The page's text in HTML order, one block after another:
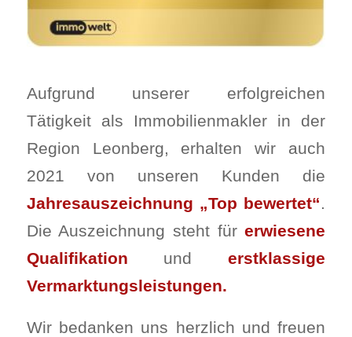
Aufgrund unserer erfolgreichen
Tätigkeit als Immobilienmakler in der
Region Leonberg, erhalten wir auch
2021 von unseren Kunden die
Jahresauszeichnung „Top bewertet“.
Die Auszeichnung steht fürerwiesene
Qualifikation understklassige
Vermarktungsleistungen.
Wir bedanken uns herzlich und freuen